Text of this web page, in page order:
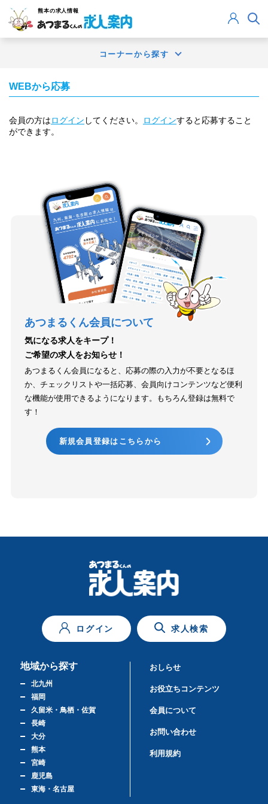
熊本の求人情報
コーナーから探す
WEBから応募
会員の方はログイン してください。 ログインすると応募すること
ができます。
あつまるくん会員について
気になる求人をキープ！
ご希望の求人をお知らせ！
あつまるくん会員になると、応募の際の入力が不要となるほ
か、チェックリストや一括応募、会員向けコンテンツなど便利
な機能が使用できるようになります。もちろん登録は無料で
す！
新規会員登録はこちらから
ログイン 求人検索
地域から探す
北九州
福岡
久留米・鳥栖・佐賀
長崎
大分
熊本
宮崎
鹿児島
東海・名古屋
おしらせ
お役立ちコンテンツ
会員について
お問い合わせ
利用規約